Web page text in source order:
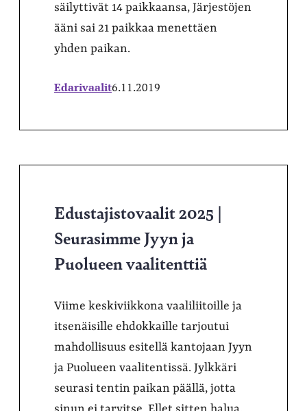
säilyttivät 14 paikkaansa, Järjestöjen
ääni sai 21 paikkaa menettäen
yhden paikan.
Edarivaalit6.11.2019
Edustajistovaalit 2025 |
Seurasimme Jyyn ja
Puolueen vaalitenttiä
Viime keskiviikkona vaaliliitoille ja
itsenäisille ehdokkaille tarjoutui
mahdollisuus esitellä kantojaan Jyyn
ja Puolueen vaalitentissä. Jylkkäri
seurasi tentin paikan päällä, jotta